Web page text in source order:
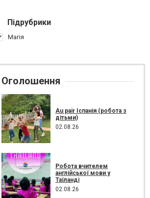
парень вернулся. Отворот парня от соперницы.
Підрубрики
Магія
Оголошення
Au pair Іспанія (робота з
дітьми)
02.08.26
Робота вчителем
англійської мови у
Таїланді
02.08.26